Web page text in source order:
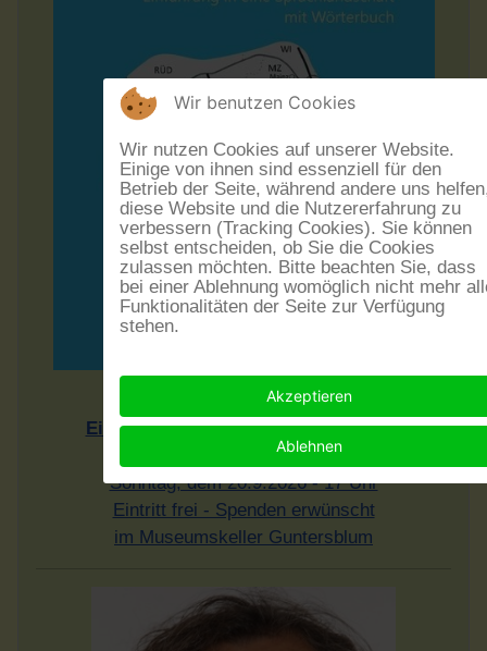
Rheinhesssiche Mundarten
Einführung in eine Sprachlandschaft
Vortrag von Dr. Rudolf Post
Sonntag, dem 20.9.2026 - 17 Uhr
Eintritt frei - Spenden erwünscht
im Museumskeller Guntersblum
Wir benutzen Cookies
Wir nutzen Cookies auf unserer Website.
Einige von ihnen sind essenziell für den
Betrieb der Seite, während andere uns
diese Website und die Nutzererfahrung zu
verbessern (Tracking Cookies). Sie können
selbst entscheiden, ob Sie die Cookies
zulassen möchten. Bitte beachten Sie, dass
bei einer Ablehnung womöglich nicht mehr
Funktionalitäten der Seite zur Verfügung
stehen.
Akzeptieren
Ablehnen